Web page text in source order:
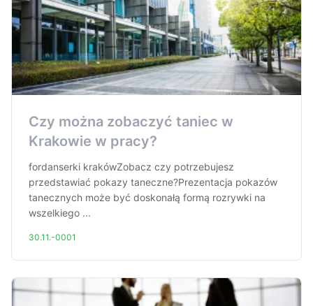
Czy można zobaczyć taniec w
Krakowie w pracy?
fordanserki krakówZobacz czy potrzebujesz
przedstawiać pokazy taneczne?Prezentacja pokazów
tanecznych może być doskonałą formą rozrywki na
wszelkiego ...
30.11.-0001